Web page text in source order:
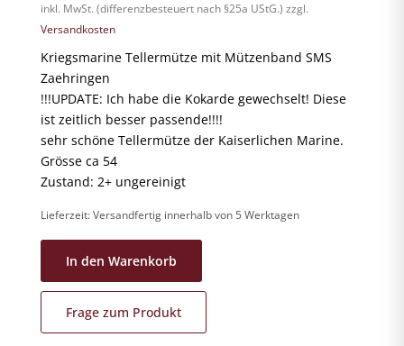
inkl. MwSt. (differenzbesteuert nach §25a UStG.) zzgl.
Versandkosten
Kriegsmarine Tellermütze mit Mützenband SMS
Zaehringen
!!!UPDATE: Ich habe die Kokarde gewechselt! Diese
ist zeitlich besser passende!!!!
sehr schöne Tellermütze der Kaiserlichen Marine.
Grösse ca 54
Zustand: 2+ ungereinigt
Lieferzeit:Versandfertig innerhalb von 5 Werktagen
In den Warenkorb
Frage zum Produkt